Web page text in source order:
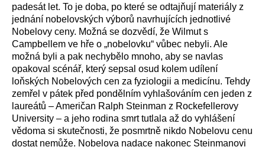
padesát let. To je doba, po které se odtajňují materiály z
jednání nobelovských výborů navrhujících jednotlivé
Nobelovy ceny. Možná se dozvědí, že Wilmut s
Campbellem ve hře o „nobelovku“ vůbec nebyli. Ale
možná byli a pak nechybělo mnoho, aby se navlas
opakoval scénář, který sepsal osud kolem udílení
loňských Nobelových cen za fyziologii a medicínu. Tehdy
zemřel v pátek před pondělním vyhlašováním cen jeden z
laureátů – Američan Ralph Steinman z Rockefellerovy
University – a jeho rodina smrt tutlala až do vyhlášení
vědoma si skutečnosti, že posmrtně nikdo Nobelovu cenu
dostat nemůže. Nobelova nadace nakonec Steinmanovi